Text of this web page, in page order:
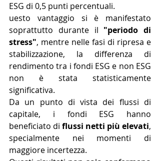
ESG di 0,5 punti percentuali.
uesto vantaggio si è manifestato
soprattutto durante il "periodo di
stress", mentre nelle fasi di ripresa e
stabilizzazione, la differenza di
rendimento tra i fondi ESG e non ESG
non è stata statisticamente
significativa.
Da un punto di vista dei flussi di
capitale, i fondi ESG hanno
beneficiato di flussi netti più elevati,
specialmente nei momenti di
maggiore incertezza.